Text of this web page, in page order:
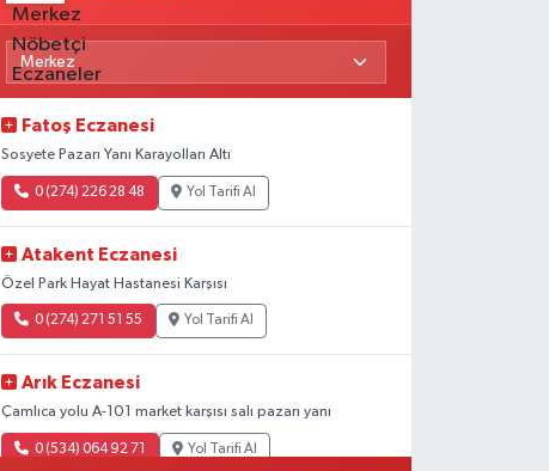
Fatoş Eczanesi
Sosyete Pazarı Yanı Karayolları Altı
0 (274) 226 28 48 Yol Tarifi Al
Atakent Eczanesi
Özel Park Hayat Hastanesi Karşısı
0 (274) 271 51 55 Yol Tarifi Al
Arık Eczanesi
Çamlıca yolu A-101 market karşısı salı pazarı yanı
0 (534) 064 92 71 Yol Tarifi Al